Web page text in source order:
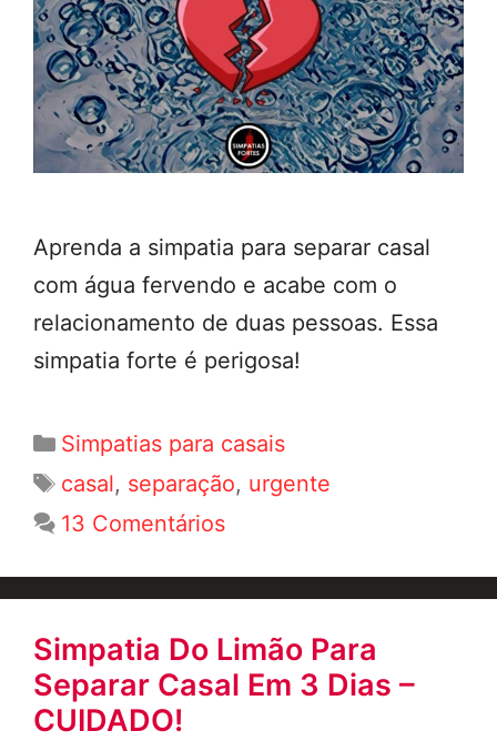
Aprenda a simpatia para separar casal
com água fervendo e acabe com o
relacionamento de duas pessoas. Essa
simpatia forte é perigosa!
Categorias
Simpatias para casais
Tags
casal, separação, urgente
13 Comentários
Simpatia Do Limão Para
Separar Casal Em 3 Dias –
CUIDADO!